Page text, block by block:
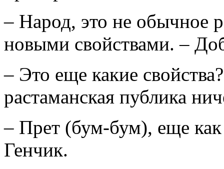
– Народ, это не обычное
новыми свойствами. –
– Это еще какие
растаманская публика
– Прет (бум-бум), еще как
Генчик.